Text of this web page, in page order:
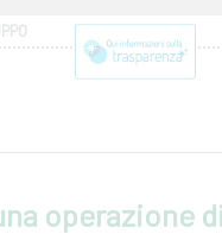
operazione